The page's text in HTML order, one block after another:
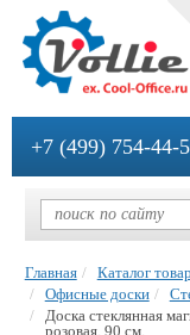
+7 (499) 754-44-
Главная Каталог
Офисные доски
Доска стеклянная
розовая, 90 см.